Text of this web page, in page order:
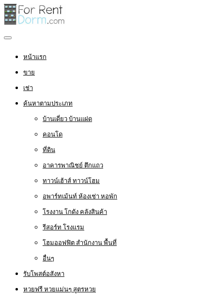
หน้าแรก
ขาย
เช่า
ค้นหาตามประเภท
บ้านเดี่ยว บ้านแฝด
คอนโด
ที่ดิน
อาคารพาณิชย์ ตึกแถว
ทาวน์เฮ้าส์ ทาวน์โฮม
อพาร์ทเม้นท์ ห้องเช่า หอพัก
โรงงาน โกดัง คลังสินค้า
รีสอร์ท โรงแรม
โฮมออฟฟิต สำนักงาน พื้นที่
อื่นๆ
รับโพสต์อสังหา
หวยฟรี หวยแม่นๆ สูตรหวย